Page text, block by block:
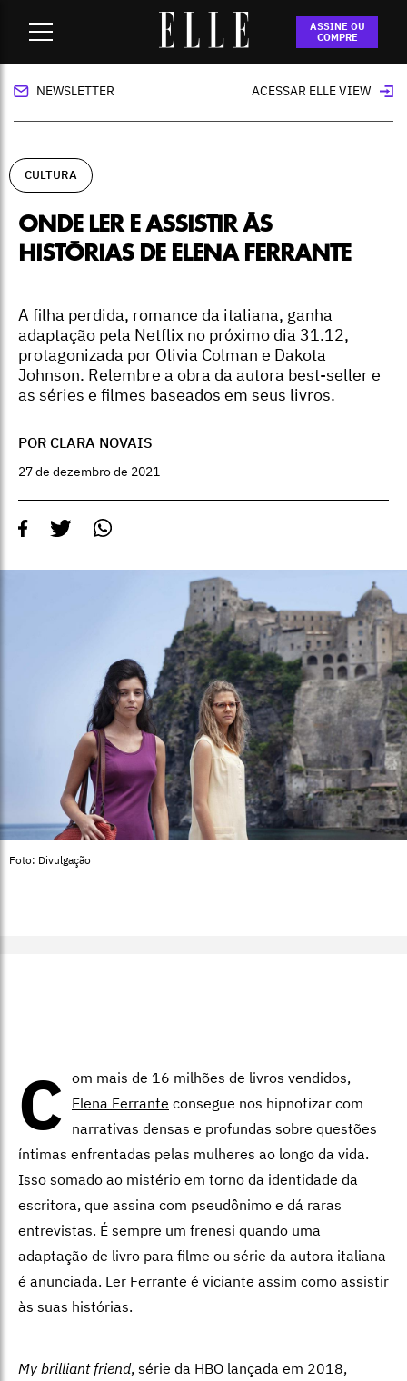
ASSINE OU
COMPRE
Onde ler e assistir às histórias de Elena
Ferrante
NEWSLETTER ACESSAR ELLE VIEW
CULTURA
ONDE LER E ASSISTIR ÀS
HISTÓRIAS DE ELENA FERRANTE
A filha perdida, romance da italiana, ganha
adaptação pela Netflix no próximo dia 31.12,
protagonizada por Olivia Colman e Dakota
Johnson. Relembre a obra da autora best-seller e
as séries e filmes baseados em seus livros.
POR CLARA NOVAIS
27 de dezembro de 2021
Foto: Divulgação
C om mais de 16 milhões de livros vendidos,
Elena Ferrante consegue nos hipnotizar com
narrativas densas e profundas sobre questões
íntimas enfrentadas pelas mulheres ao longo da vida.
Isso somado ao mistério em torno da identidade da
escritora, que assina com pseudônimo e dá raras
entrevistas. É sempre um frenesi quando uma
adaptação de livro para filme ou série da autora italiana
é anunciada. Ler Ferrante é viciante assim como assistir
às suas histórias.
My brilliant friend, série da HBO lançada em 2018,